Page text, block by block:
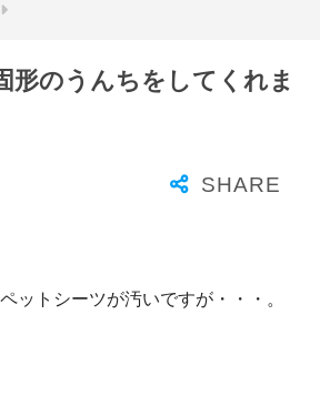
形のうんちをしてくれま
ットシーツが汚いですが・・・。